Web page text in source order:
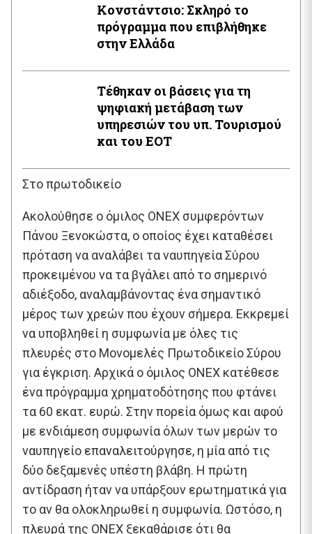
Κονστάντσιο: Σκληρό το
πρόγραμμα που επιβλήθηκε
στην Ελλάδα
Τέθηκαν οι βάσεις για τη
ψηφιακή μετάβαση των
υπηρεσιών του υπ. Τουρισμού
και του ΕΟΤ
Στο πρωτοδικείο
Ακολούθησε ο όμιλος ONEX συμφερόντων
Πάνου Ξενοκώστα, ο οποίος έχει καταθέσει
πρόταση να αναλάβει τα ναυπηγεία Σύρου
προκειμένου να τα βγάλει από το σημερινό
αδιέξοδο, αναλαμβάνοντας ένα σημαντικό
μέρος των χρεών που έχουν σήμερα. Εκκρεμεί
να υποβληθεί η συμφωνία με όλες τις
πλευρές στο Μονομελές Πρωτοδικείο Σύρου
για έγκριση. Αρχικά ο όμιλος ONEX κατέθεσε
ένα πρόγραμμα χρηματοδότησης που φτάνει
τα 60 εκατ. ευρώ. Στην πορεία όμως και αφού
με ενδιάμεση συμφωνία όλων των μερών το
ναυπηγείο επαναλειτούργησε, η μία από τις
δύο δεξαμενές υπέστη βλάβη. Η πρώτη
αντίδραση ήταν να υπάρξουν ερωτηματικά για
το αν θα ολοκληρωθεί η συμφωνία. Ωστόσο, η
πλευρά της ONEX ξεκαθάρισε ότι θα